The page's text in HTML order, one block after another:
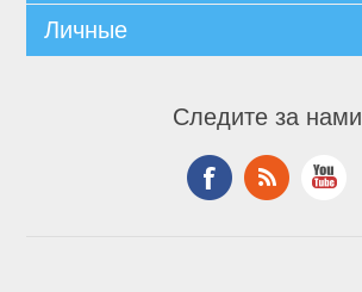
Личные
Следите за нами